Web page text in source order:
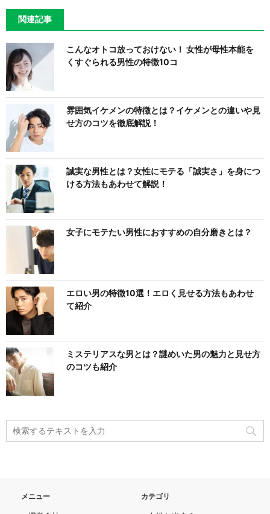
関連記事
こんなオトコ放っておけない！ 女性が母性本能を
くすぐられる男性の特徴10コ
雰囲気イケメンの特徴とは？イケメンとの違いや見
せ方のコツを徹底解説！
誠実な男性とは？女性にモテる「誠実さ」を身につ
ける方法もあわせて解説！
女子にモテたい男性におすすめの自分磨きとは？
エロい男の特徴10選！エロく見せる方法もあわせ
て紹介
ミステリアスな男とは？謎めいた男の魅力と見せ方
のコツも紹介
メニュー カテゴリ